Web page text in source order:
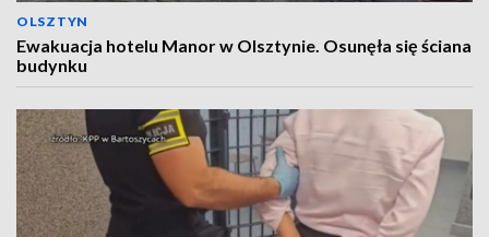
OLSZTYN
Ewakuacja hotelu Manor w Olsztynie. Osunęła się ściana
budynku